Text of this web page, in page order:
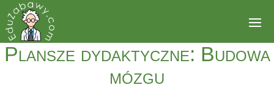
Plansze dydaktyczne: Budowa
mózgu